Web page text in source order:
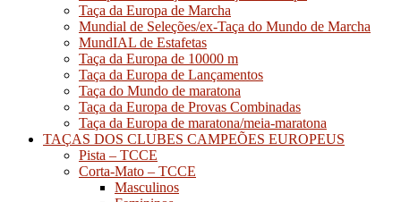
Taça da Europa de Marcha
Mundial de Seleções/ex-Taça do Mundo de Marcha
MundIAL de Estafetas
Taça da Europa de 10000 m
Taça da Europa de Lançamentos
Taça do Mundo de maratona
Taça da Europa de Provas Combinadas
Taça da Europa de maratona/meia-maratona
TAÇAS DOS CLUBES CAMPEÕES EUROPEUS
Pista – TCCE
Corta-Mato – TCCE
Masculinos